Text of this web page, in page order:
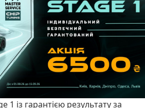
1 із гарантією результату за